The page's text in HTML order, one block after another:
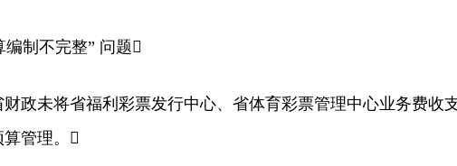
制不完整” 问题
未将省福利彩票发行中心、省体育彩票管理中心业务费收
管理。